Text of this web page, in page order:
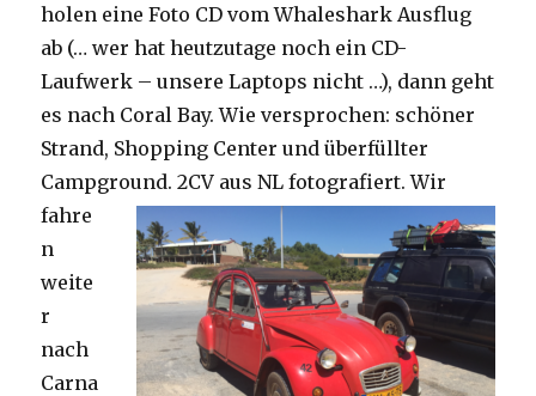
holen eine Foto CD vom Whaleshark Ausflug
ab (… wer hat heutzutage noch ein CD-
Laufwerk – unsere Laptops nicht …), dann geht
es nach Coral Bay. Wie versprochen: schöner
Strand, Shopping Center und überfüllter
Campground.2CV aus NL fotografiert. Wir
fahre
n
weite
r
nach
Carna